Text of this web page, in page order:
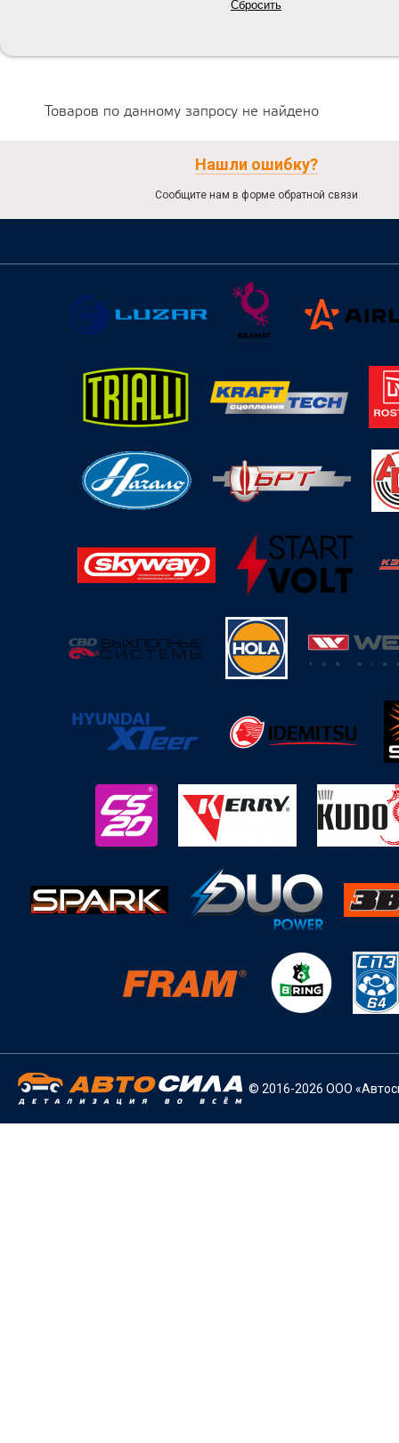
Товаров по данному запросу не найдено
Нашли ошибку?
Сообщите нам в форме обратной связи
© 2016-2026 ООО